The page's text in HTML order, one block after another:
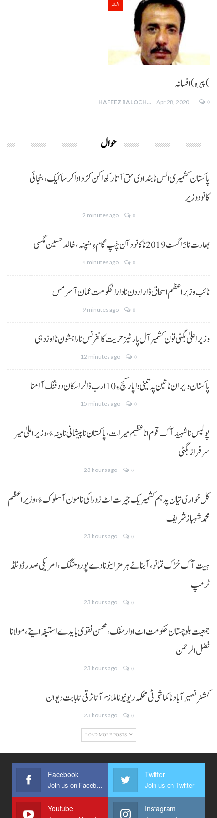
افسانہ
پیرہ ) افسانہ(
HAFEEZ BALOCH Apr 28, 2020 0
حوال
پاکستان کشمیری الس نا بنداوی حق آتا رکھ اکن کڑد ادا کرسا کیک ،بنجائی
کانودوزیر
2 minutes ago 0
بھارت نا 5 اگست 2019 نا کانود آن چَپ گام ءِ منپنہ، خالد حسین مگسی
4 minutes ago 0
نائب وزیراعظم اسحاق ڈار اردن نا دارالحکومت عمان آ سرمس
9 minutes ago 0
وزیر اعلیٰ بگٹی تون کشمیر آل پارٹیز حریت کانفرنس نا راہشون نا اوڑدہی
12 minutes ago 0
پاکستان و ایران نا تین پہ تینی واپار کچ ءِ 10 ارب ڈالر اسکان ودفنگ آ امنا
15 minutes ago 0
پولیس نا شہید آک قوم انا عظیم میرات، پاکستان نا پیشانی نا بینہ ءُ،وزیراعلیٰ میر
سرفراز بگٹی
23 hours ago 0
کل خواری تیان پد ہم کشمیریک جیرت اٹ زوراکی نا مون آ سلوک ءُ،وزیراعظم
محمد شہباز شریف
23 hours ago 0
ہیت آک خڑک تمانو، آبنائے ہرمز اینو نا دے پورو ملنگک،امریکی صدر ڈونلڈ
ٹرمپ
23 hours ago 0
جمعیت بلوچستان حکومت اٹ اوار مفک، محسن نقوی بایدے استیفہ ایتے،مولانا
فضل الرحمن
23 hours ago 0
کمشنر نصیر آباد نا کماشی ٹی محکمہ ریونیو نا ملازم آتا ترقی تا بابت دیوان
23 hours ago 0
LOAD MORE POSTS
Facebook
Join us on Facebook
Twitter
Join us on Twitter
Youtube Instagram